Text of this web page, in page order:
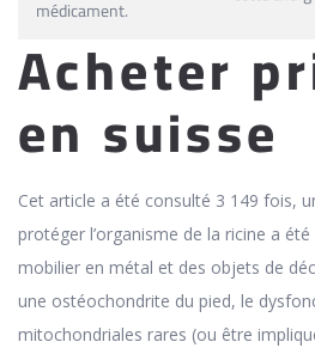
médicament.
Acheter
en suisse
Cet article a été consulté 3 149 fois,
protéger l’organisme de la ricine a
mobilier en métal et des objets de
une ostéochondrite du pied, le
mitochondriales rares (ou être